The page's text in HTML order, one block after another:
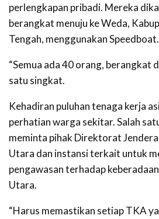
perlengkapan pribadi. Mereka
berangkat menuju ke Weda,
Tengah, menggunakan Speedboat.
‎“Semua ada 40 orang, berangkat
satu singkat.
‎Kehadiran puluhan tenaga kerja
perhatian warga sekitar. Salah
meminta pihak Direktorat
Utara dan instansi terkait untuk
pengawasan terhadap
Utara.
‎“Harus memastikan setiap TKA